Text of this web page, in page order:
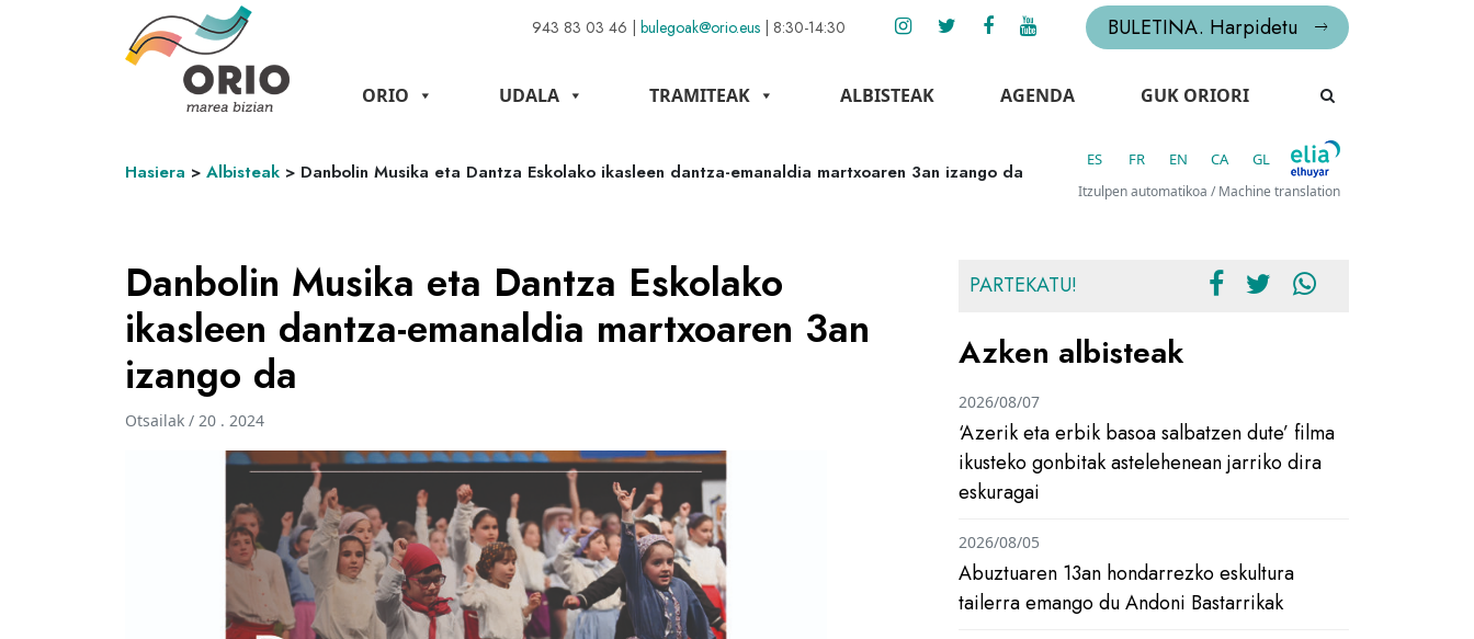
943 83 03 46 | bulegoak@orio.eus | 8:30-14:30 BULETINA. Harpidetu
ORIO UDALA TRAMITEAK ALBISTEAK AGENDA GUK ORIORI
Hasiera > Albisteak > Danbolin Musika eta Dantza Eskolako ikasleen dantza-emanaldia martxoaren 3an izango da
ES FR EN CA GL
Itzulpen automatikoa / Machine translation
Danbolin Musika eta Dantza Eskolako
ikasleen dantza-emanaldia martxoaren 3an
izango da
Otsailak / 20 . 2024
PARTEKATU!
Azken albisteak
‘Azerik eta erbik basoa salbatzen dute’ filma
ikusteko gonbitak astelehenean jarriko dira
eskuragai
2026/08/07
Abuztuaren 13an hondarrezko eskultura
tailerra emango du Andoni Bastarrikak
2026/08/05